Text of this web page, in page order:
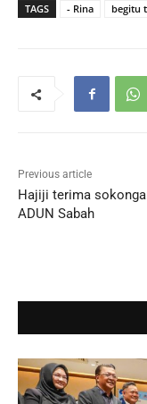
TAGS - Rina begitu
Previous article
Hajiji terima
ADUN Sabah